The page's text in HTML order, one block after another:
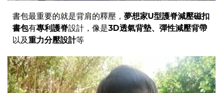
書包最重要的就是背肩的釋壓， 夢想家U型護脊減壓磁扣
書包有專利護脊設計，像是3D透氣背墊、彈性減壓背帶
以及重力分壓設計等